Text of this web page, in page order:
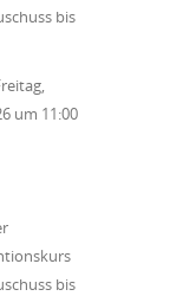
bis
um 11:00
bis